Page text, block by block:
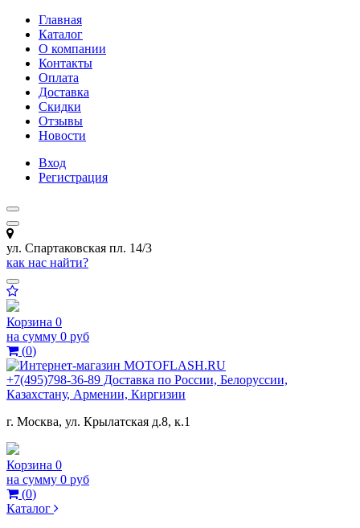
Главная
Каталог
О компании
Контакты
Оплата
Доставка
Скидки
Отзывы
Новости
Вход
Регистрация
ул. Спартаковская пл. 14/3
как нас найти?
Корзина 0
на сумму 0 руб
(0)
+7(495)798-36-89 Доставка по России, Белоруссии,
Казахстану, Армении, Киргизии
г. Москва, ул. Крылатская д.8, к.1
Корзина 0
на сумму 0 руб
(0)
Каталог